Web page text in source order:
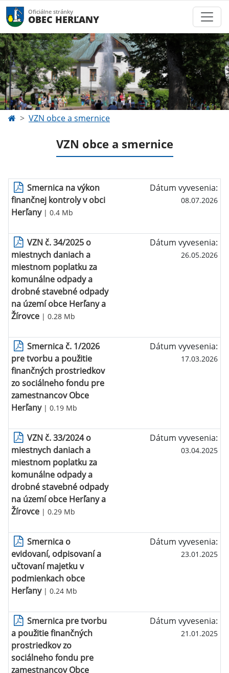
Oficiálne stránky
OBEC HERĽANY
VZN obce a smernice
VZN obce a smernice
Smernica na výkon
finančnej kontroly v obci
Herľany| 0.4 Mb
Dátum vyvesenia:
08.07.2026
VZN č. 34/2025 o
miestnych daniach a
miestnom poplatku za
komunálne odpady a
drobné stavebné odpady
na území obce Herľany a
Žírovce | 0.28 Mb
Dátum vyvesenia:
26.05.2026
Smernica č. 1/2026
pre tvorbu a použitie
finančných prostriedkov
zo sociálneho fondu pre
zamestnancov Obce
Herľany| 0.19 Mb
Dátum vyvesenia:
17.03.2026
VZN č. 33/2024 o
miestnych daniach a
miestnom poplatku za
komunálne odpady a
drobné stavebné odpady
na území obce Herľany a
Žírovce | 0.29 Mb
Dátum vyvesenia:
03.04.2025
Smernica o
evidovaní, odpisovaní a
učtovaní majetku v
podmienkach obce
Herľany| 0.24 Mb
Dátum vyvesenia:
23.01.2025
Smernica pre tvorbu
a použitie finančných
prostriedkov zo
sociálneho fondu pre
zamestnancov Obce
Dátum vyvesenia:
21.01.2025